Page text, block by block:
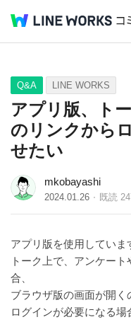
Q&A Tips
Q&A LINE WORKS
アプリ版、ト
のリンクから
せたい
mkobayashi
2024.01.26 既読
アプリ版を使用していま
トーク上で、アンケー
合、
ブラウザ版の画面が開く
ログインが必要になる